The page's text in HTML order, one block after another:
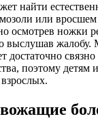
найти
или вросшем
осмотрев ножки
выслушав жалобу.
достаточно
поэтому детям и